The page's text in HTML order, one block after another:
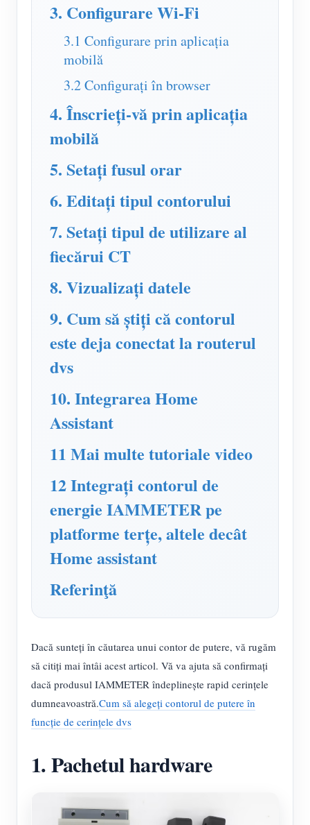
Simulator IAMMETER
Sistem de prognoză și simulare a energiei
Aplicații
Monitor de energie al sistemului solar PV
Monitorul consumului de energie electrică
Sistem de control al încălzitorului fotovoltaic
Home Automation
Magazin
Resurse
Pornire rapidă a produsului
Document
Tutorial Video
FAQ
Comunitate
Dezvoltator
Explora
Programul de recompense
a lua legatura
Despre noi
3. Configurare Wi-Fi
3.1 Configurare prin aplicația
mobilă
3.2 Configurați în browser
4. Înscrieți-vă prin aplicația
mobilă
5. Setați fusul orar
6. Editați tipul contorului
7. Setați tipul de utilizare al
fiecărui CT
8. Vizualizați datele
9. Cum să știți că contorul
este deja conectat la routerul
dvs
10. Integrarea Home
Assistant
11 Mai multe tutoriale video
12 Integrați contorul de
energie IAMMETER pe
platforme terțe, altele decât
Home assistant
Referinţă
Dacă sunteți în căutarea unui contor de putere, vă rugăm
să citiți mai întâi acest articol. Vă va ajuta să confirmați
dacă produsul IAMMETER îndeplinește rapid cerințele
dumneavoastră.Cum să alegeți contorul de putere în
funcție de cerințele dvs
1. Pachetul hardware